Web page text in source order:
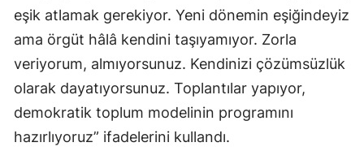
eşik atlamak gerekiyor. Yeni dönemin eşiğindeyiz
ama örgüt hâlâ kendini taşıyamıyor. Zorla
veriyorum, almıyorsunuz. Kendinizi çözümsüzlük
olarak dayatıyorsunuz. Toplantılar yapıyor,
demokratik toplum modelinin programını
hazırlıyoruz” ifadelerini kullandı.